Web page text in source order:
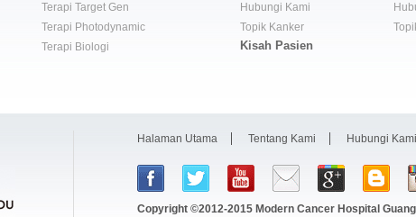
Terapi Target Gen
Terapi Photodynamic
Terapi Biologi
Hubungi Kami
Topik Kanker
Kisah Pasien
Halaman Utama Tentang Kami Hubungi Kami
Copyright ©2012-2015 Modern Cancer Hospital